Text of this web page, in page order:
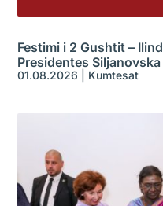
Festimi i 2 Gushtit –
Presidentes
01.08.2026 Kumtesat